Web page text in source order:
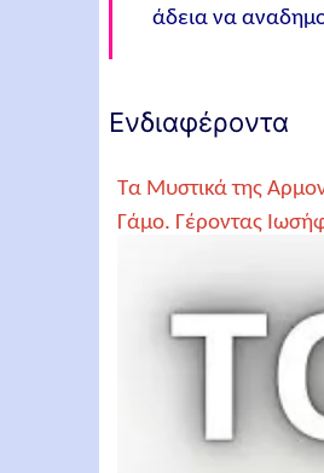
άδεια να
Ενδιαφέροντα
Τα Μυστικά της
Γάμο. Γέροντας